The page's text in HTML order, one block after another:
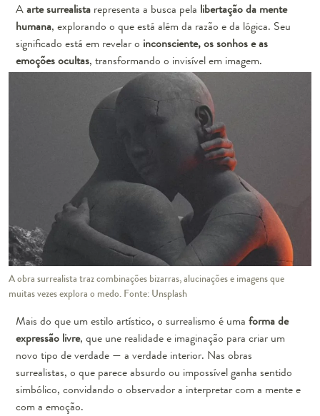
Aarte surrealista representa a busca pela libertação da mente
humana, explorando o que está além da razão e da lógica. Seu
significado está em revelar o inconsciente, os sonhos e as
emoções ocultas, transformando o invisível em imagem.
A obra surrealista traz combinações bizarras, alucinações e imagens que
muitas vezes explora o medo. Fonte: Unsplash
Mais do que um estilo artístico, o surrealismo é uma forma de
expressão livre, que une realidade e imaginação para criar um
novo tipo de verdade — a verdade interior. Nas obras
surrealistas, o que parece absurdo ou impossível ganha sentido
simbólico, convidando o observador a interpretar com a mente e
com a emoção.